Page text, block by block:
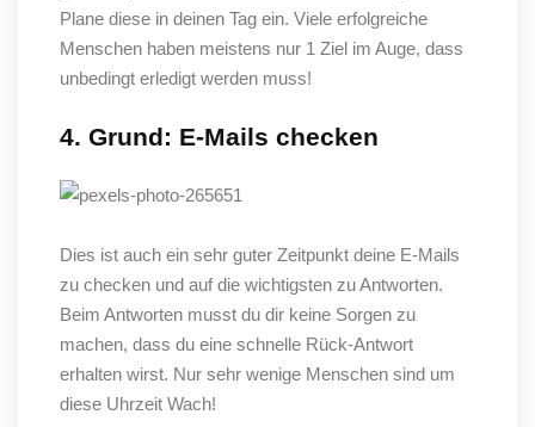
Plane diese in deinen Tag ein. Viele erfolgreiche
Menschen haben meistens nur 1 Ziel im Auge, dass
unbedingt erledigt werden muss!
4. Grund: E-Mails checken
Dies ist auch ein sehr guter Zeitpunkt deine E-Mails
zu checken und auf die wichtigsten zu Antworten.
Beim Antworten musst du dir keine Sorgen zu
machen, dass du eine schnelle Rück-Antwort
erhalten wirst. Nur sehr wenige Menschen sind um
diese Uhrzeit Wach!